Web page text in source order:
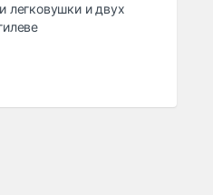
легковушки и двух